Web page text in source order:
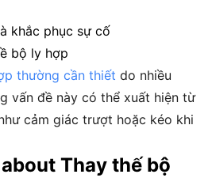
khắc phục sự cố
bộ ly hợp
thường cần thiết do nhiều
vấn đề này có thể xuất hiện từ
cảm giác trượt hoặc kéo khi
Thay thế bộ